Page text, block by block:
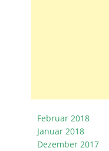
Februar 2018
Januar 2018
Dezember 2017